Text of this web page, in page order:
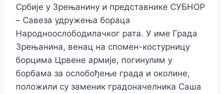
Србије у Зрењанину и представнике СУБНОР
– Савеза удружења бораца
Народноослободилачког рата. У име Града
Зрењанина, венац на спомен-костурницу
борцима Црвене армије, погинулим у
борбама за ослобођење града и околине,
положили су заменик градоначелника Саша